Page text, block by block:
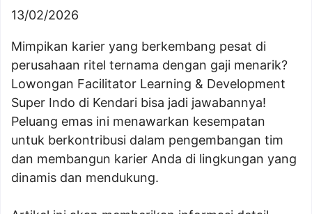
13/02/2026
Mimpikan karier yang berkembang pesat di
perusahaan ritel ternama dengan gaji menarik?
Lowongan Facilitator Learning & Development
Super Indo di Kendari bisa jadi jawabannya!
Peluang emas ini menawarkan kesempatan
untuk berkontribusi dalam pengembangan tim
dan membangun karier Anda di lingkungan yang
dinamis dan mendukung.